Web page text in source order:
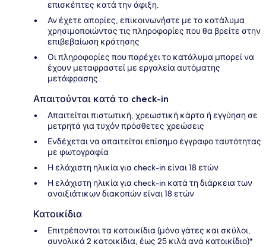
επισκέπτες κατά την άφιξη.
Αν έχετε απορίες, επικοινωνήστε με το κατάλυμα
χρησιμοποιώντας τις πληροφορίες που θα βρείτε στην
επιβεβαίωση κράτησης
Οι πληροφορίες που παρέχει το κατάλυμα μπορεί να
έχουν μεταφραστεί με εργαλεία αυτόματης
μετάφρασης.
Απαιτούνται κατά το check-in
Απαιτείται πιστωτική, χρεωστική κάρτα ή εγγύηση σε
μετρητά για τυχόν πρόσθετες χρεώσεις
Ενδέχεται να απαιτείται επίσημο έγγραφο ταυτότητας
με φωτογραφία
Η ελάχιστη ηλικία για check-in είναι 18 ετών
Η ελάχιστη ηλικία για check-in κατά τη διάρκεια των
ανοιξιάτικων διακοπών είναι 18 ετών
Κατοικίδια
Επιτρέπονται τα κατοικίδια (μόνο γάτες και σκύλοι,
συνολικά 2 κατοικίδια, έως 25 κιλά ανά κατοικίδιο)*